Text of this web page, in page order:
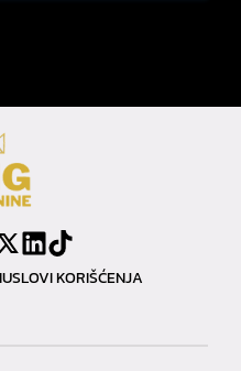
USLOVI KORIŠĆENJA